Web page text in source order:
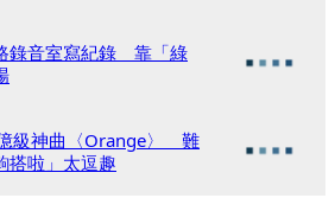
錄音室寫紀錄 靠「綠
級神曲〈Orange〉 難
搭啦」太逗趣